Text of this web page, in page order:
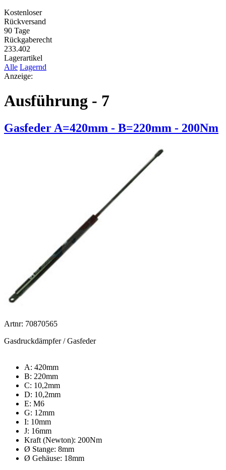
Kostenloser
Rückversand
90 Tage
Rückgaberecht
233.402
Lagerartikel
Alle Lagernd
Anzeige:
Ausführung - 7
Gasfeder A=420mm - B=220mm - 200Nm
Artnr: 70870565
Gasdruckdämpfer / Gasfeder
A: 420mm
B: 220mm
C: 10,2mm
D: 10,2mm
E: M6
G: 12mm
I: 10mm
J: 16mm
Kraft (Newton): 200Nm
Ø Stange: 8mm
Ø Gehäuse: 18mm